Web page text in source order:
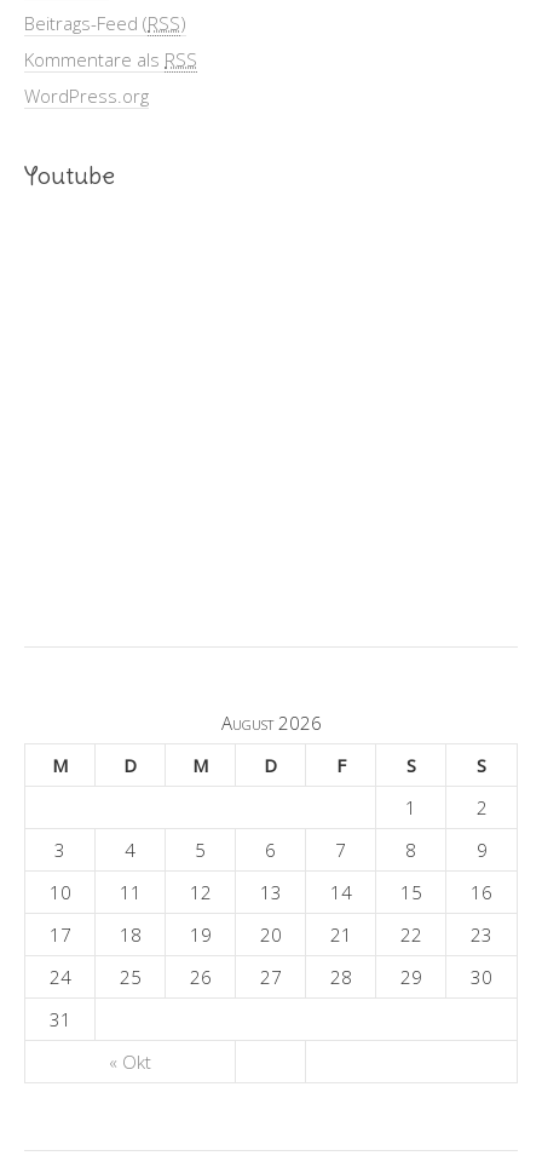
Beitrags-Feed (RSS)
Kommentare als RSS
WordPress.org
Youtube
August 2026
M
D M D F S S
« Okt
1
2
3
4 5 6 7 8
9
10
11 12 13 14 15
16
17
18 19 20 21 22
23
24
25 26 27 28 29
30
31